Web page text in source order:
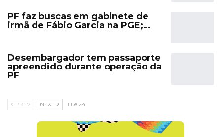
PF faz buscas em gabinete de
irmã de Fábio Garcia na PGE;…
Desembargador tem passaporte
apreendido durante operação da
PF
PREV NEXT 1 De 24